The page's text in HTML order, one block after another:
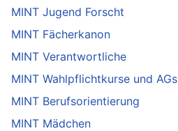
MINT Jugend Forscht
MINT Fächerkanon
MINT Verantwortliche
MINT Wahlpflichtkurse und AGs
MINT Berufsorientierung
MINT Mädchen